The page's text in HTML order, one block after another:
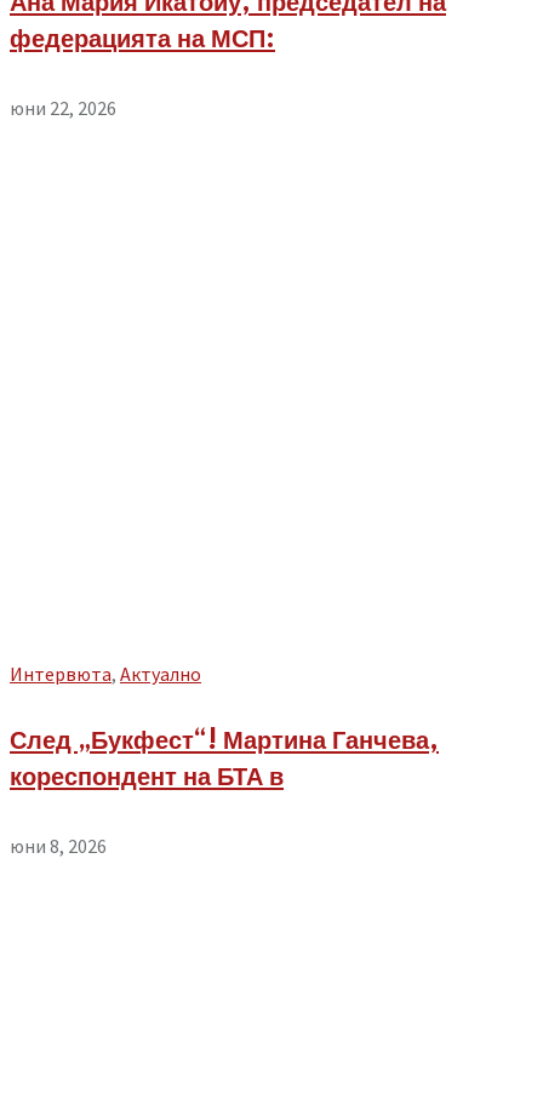
федерацията на МСП:
юни 22, 2026
Интервюта, Aктуално
След „Букфест“! Мартина Ганчева,
кореспондент на БТА в
юни 8, 2026